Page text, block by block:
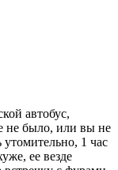
автобус,
не было, или вы не
утомительно, 1 час
ее везде